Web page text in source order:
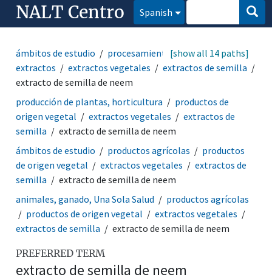
NALT Centro Spanish
ámbitos de estudio
procesamiento químico
extractos
extractos vegetales
extractos de semilla
extracto de semilla de neem
[show all 14 paths]
producción de plantas, horticultura
productos de
origen vegetal
extractos vegetales
extractos de
semilla
extracto de semilla de neem
ámbitos de estudio
productos agrícolas
productos
de origen vegetal
extractos vegetales
extractos de
semilla
extracto de semilla de neem
animales, ganado, Una Sola Salud
productos agrícolas
productos de origen vegetal
extractos vegetales
extractos de semilla
extracto de semilla de neem
PREFERRED TERM
extracto de semilla de neem